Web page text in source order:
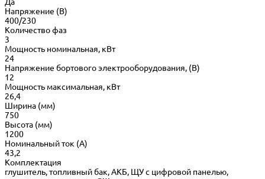
Напряжение (В)
400/230
Количество фаз
3
Мощность номинальная, кВт
24
Напряжение бортового электрооборудования, (В)
12
Мощность максимальная, кВт
26,4
Ширина (мм)
750
Высота (мм)
1200
Номинальный ток (А)
43,2
Комплектация
глушитель, топливный бак, АКБ, ЩУ с цифровой панелью,